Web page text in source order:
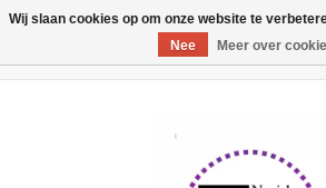
Wij slaan cookies op om onze website te
Nee
Meer over